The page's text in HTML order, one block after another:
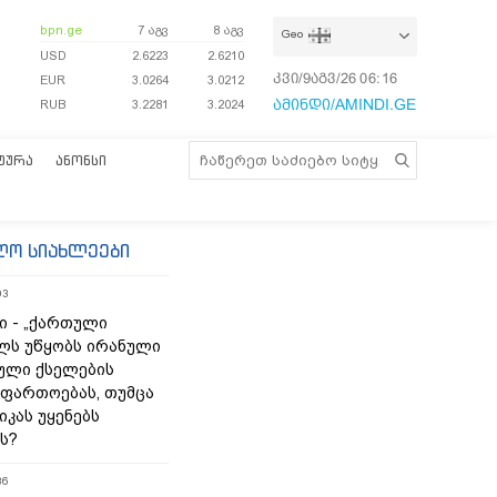
bpn.ge 7 აგვ
8 აგვ
USD
2.6223
2.6210
EUR
3.0264
3.0212
RUB
3.2281 3.2024
Geo
კვი/9აგვ/26 06:16:02
ამინდი/AMINDI.GE
ᲐᲜᲝᲜᲡᲘ
სიახლეები
- „ქართული
უწყობს ირანული
ქსელების
თუმცა
უყენებს